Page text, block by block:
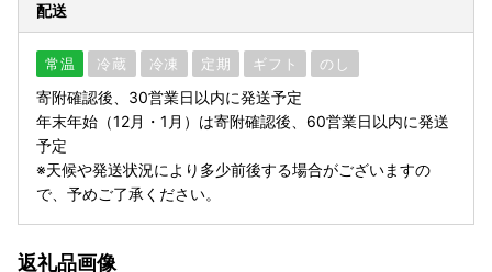
配送
常温 冷蔵 冷凍 定期 ギフト のし
寄附確認後、30営業日以内に発送予定
年末年始（12月・1月）は寄附確認後、60営業日以内に発送
予定
※天候や発送状況により多少前後する場合がございますの
で、予めご了承ください。
返礼品画像